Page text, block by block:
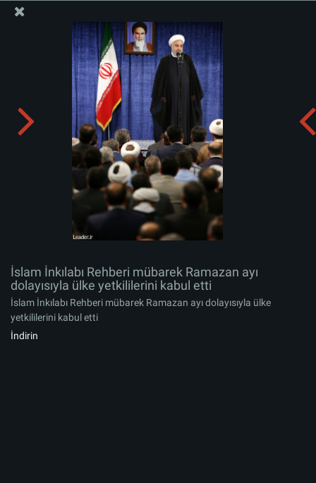
İslam İnkılabı Rehberi Bürosu Resmi Sitesi
İslam İnkılabı Rehberi mübarek Ramazan ayı dolayısıyla
ülke yetkililerini kabul etti
İslam İnkılabı Rehberi mübarek Ramazan ayı
dolayısıyla ülke yetkililerini kabul etti
İslam İnkılabı Rehberi mübarek Ramazan ayı dolayısıyla ülke
yetkililerini kabul etti
İndirin